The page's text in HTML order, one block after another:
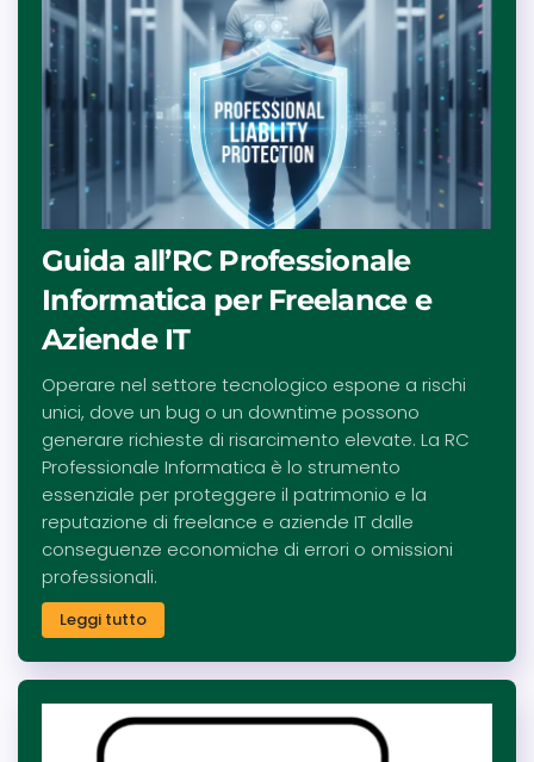
Guida all’RC Professionale
Informatica per Freelance e
Aziende IT
Operare nel settore tecnologico espone a rischi
unici, dove un bug o un downtime possono
generare richieste di risarcimento elevate. La RC
Professionale Informatica è lo strumento
essenziale per proteggere il patrimonio e la
reputazione di freelance e aziende IT dalle
conseguenze economiche di errori o omissioni
professionali.
Leggi tutto